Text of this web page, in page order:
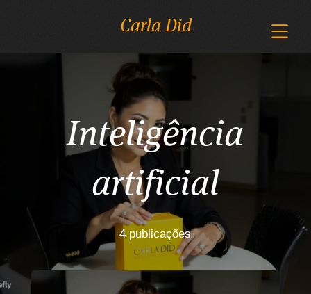
Carla Did
Inteligência
artificial
4 publicações